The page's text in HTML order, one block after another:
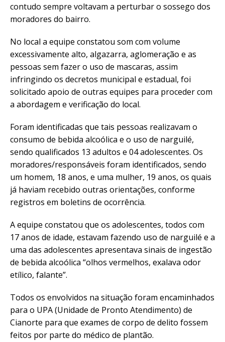
contudo sempre voltavam a perturbar o sossego dos
moradores do bairro.
No local a equipe constatou som com volume
excessivamente alto, algazarra, aglomeração e as
pessoas sem fazer o uso de mascaras, assim
infringindo os decretos municipal e estadual, foi
solicitado apoio de outras equipes para proceder com
a abordagem e verificação do local.
Foram identificadas que tais pessoas realizavam o
consumo de bebida alcoólica e o uso de narguilé,
sendo qualificados 13 adultos e 04 adolescentes. Os
moradores/responsáveis foram identificados, sendo
um homem, 18 anos, e uma mulher, 19 anos, os quais
já haviam recebido outras orientações, conforme
registros em boletins de ocorrência.
A equipe constatou que os adolescentes, todos com
17 anos de idade, estavam fazendo uso de narguilé e a
uma das adolescentes apresentava sinais de ingestão
de bebida alcoólica “olhos vermelhos, exalava odor
etílico, falante”.
Todos os envolvidos na situação foram encaminhados
para o UPA (Unidade de Pronto Atendimento) de
Cianorte para que exames de corpo de delito fossem
feitos por parte do médico de plantão.